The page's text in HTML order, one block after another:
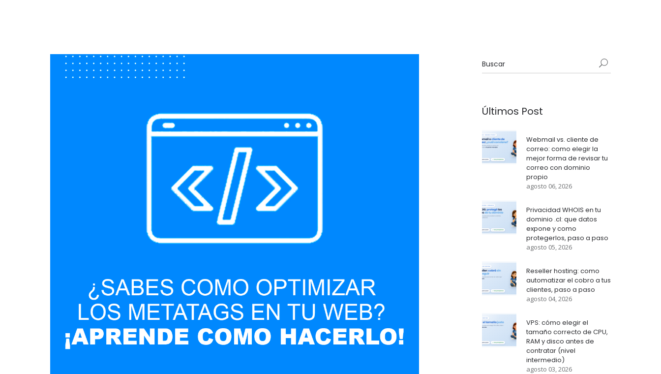
Últimos Post
Webmail vs. cliente de
correo: como elegir la
mejor forma de revisar tu
correo con dominio
propio
agosto 06, 2026
Privacidad WHOIS en tu
dominio .cl: que datos
expone y como
protegerlos, paso a paso
agosto 05, 2026
Reseller hosting: como
automatizar el cobro a tus
clientes, paso a paso
agosto 04, 2026
VPS: cómo elegir el
tamaño correcto de CPU,
RAM y disco antes de
contratar (nivel
intermedio)
agosto 03, 2026